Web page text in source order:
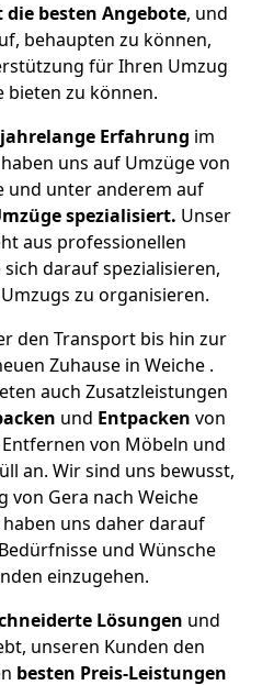
besten Angebote, und
behaupten zu können,
für Ihren Umzug
bieten zu können.
Erfahrung im
uns auf Umzüge von
und unter anderem auf
spezialisiert. Unser
aus professionellen
darauf spezialisieren,
zu organisieren.
den Transport bis hin zur
Zuhause in Weiche .
auch Zusatzleistungen
und Entpacken von
Entfernen von Möbeln und
an. Wir sind uns bewusst,
von Gera nach Weiche
uns daher darauf
und Wünsche
einzugehen.
Lösungen und
unseren Kunden den
besten Preis-Leistungen